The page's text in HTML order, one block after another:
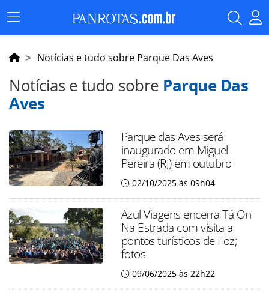
Menu
Principal
Notícias e tudo sobre Parque Das Aves
Notícias e tudo sobre Parque Das
Aves
Parque das Aves será
inaugurado em Miguel
Pereira (RJ) em outubro
02/10/2025 às 09h04
Azul Viagens encerra Tá On
Na Estrada com visita a
pontos turísticos de Foz;
fotos
09/06/2025 às 22h22